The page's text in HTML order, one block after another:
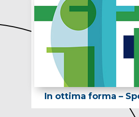
In ottima forma –